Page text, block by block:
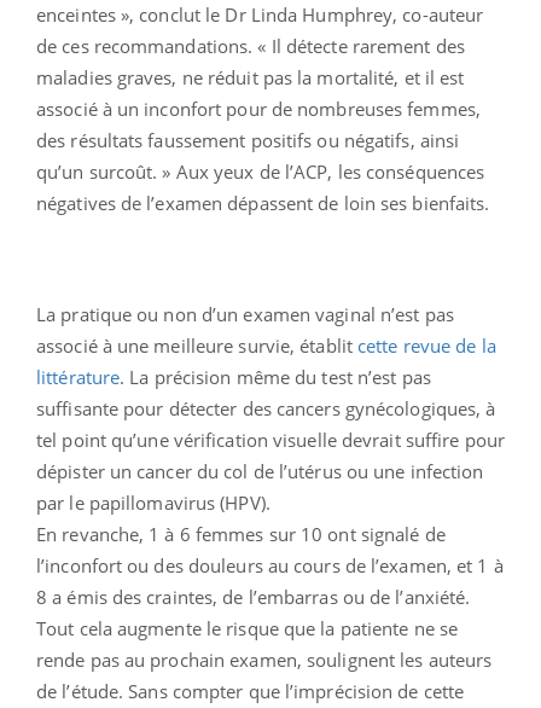
enceintes », conclut le Dr Linda Humphrey, co-auteur
de ces recommandations. « Il détecte rarement des
maladies graves, ne réduit pas la mortalité, et il est
associé à un inconfort pour de nombreuses femmes,
des résultats faussement positifs ou négatifs, ainsi
qu’un surcoût. » Aux yeux de l’ACP, les conséquences
négatives de l’examen dépassent de loin ses bienfaits.
La pratique ou non d’un examen vaginal n’est pas
associé à une meilleure survie, établit cette revue de la
littérature. La précision même du test n’est pas
suffisante pour détecter des cancers gynécologiques, à
tel point qu’une vérification visuelle devrait suffire pour
dépister un cancer du col de l’utérus ou une infection
par le papillomavirus (HPV).
En revanche, 1 à 6 femmes sur 10 ont signalé de
l’inconfort ou des douleurs au cours de l’examen, et 1 à
8 a émis des craintes, de l’embarras ou de l’anxiété.
Tout cela augmente le risque que la patiente ne se
rende pas au prochain examen, soulignent les auteurs
de l’étude. Sans compter que l’imprécision de cette